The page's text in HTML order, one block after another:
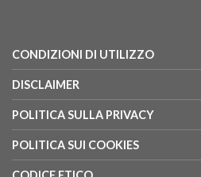
CONDIZIONI DI UTILIZZO
DISCLAIMER
POLITICA SULLA PRIVACY
POLITICA SUI COOKIES